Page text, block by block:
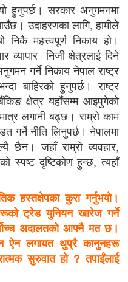
हुनुपर्छ। सरकार अनुगमनमा
उदाहरणका लागि, हामीले
महत्त्वपूर्ण निकाय हो।
व्यापार निजी क्षेत्रलाई दिने
गर्ने निकाय नेपाल राष्ट्र
बाहिरको हुनुपर्छ। राष्ट्र
क्षेत्र यहाँसम्म आइपुगेको
लगानी बढ्छ। राम्रो काम
गर्ने नीति लिनुपर्छ। नेपालमा
छैन। जहाँ राम्रो व्यवहार,
स्पष्ट दृष्टिकोण हुन्छ, त्यहाँ
हस्तक्षेपका कुरा गर्नुभयो।
ट्रेड युनियन खारेज गर्ने
अदालतको आफ्नै मत छ।
ऐन लगायत थुप्रै कानुनहरू
सुरुवात हो ? तपाईंलाई